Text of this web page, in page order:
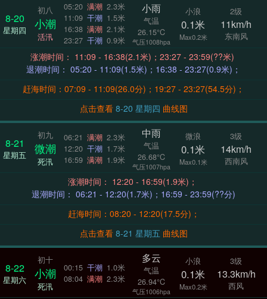
8-20
星期四
初八
小潮
活汛
05:20 满潮 2.3米
11:09 干潮 1.5米
16:38 满潮 2.1米
23:27 干潮 0.9米
小雨
气温
26.15°C
气压1008hpa
小浪
0.1米
Max0.2米
2级
11km/h
东南风
涨潮时间： 11:09 - 16:38(2.1米)；23:27 - 23:59(??米)
退潮时间： 05:20 - 11:09(1.5米)；16:38 - 23:27(0.9米)；
赶海时间：07:09 - 11:09(26.0分)；19:27 - 23:27(54.5分)；
点击查看
8-20 星期四 曲线图
8-21
星期五
初九
微潮
死汛
06:21 满潮 2.3米
12:20 干潮 1.7米
16:59 满潮 1.9米
中雨
气温
26.68°C
气压1007hpa
微浪
0.1米
Max0.1米
3级
14km/h
西南风
涨潮时间： 12:20 - 16:59(1.9米)；
退潮时间： 06:21 - 12:20(1.7米)；16:59 - 23:59(??分)
赶海时间：08:20 - 12:20(17.5分)；
点击查看
8-21 星期五 曲线图
8-22
星期六
初十
小潮
死汛
00:15 干潮 1.0米
08:04 满潮 2.3米
多云
气温
26.94°C
气压1006hpa
小浪
0.1米
Max0.2米
3级
13.3km/h
西风